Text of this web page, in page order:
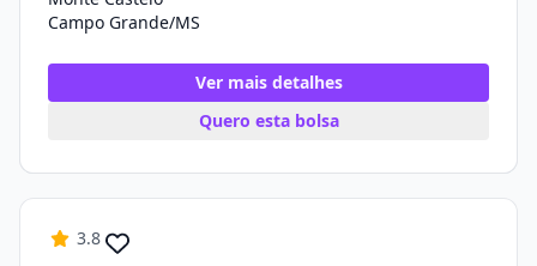
Campo Grande/MS
Ver mais detalhes
Quero esta bolsa
3.8